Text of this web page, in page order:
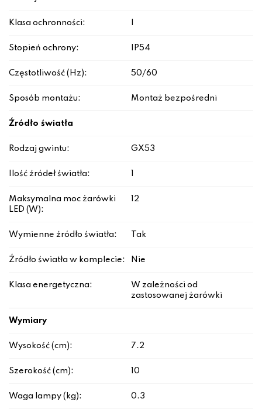
Klasa ochronności:
Stopień ochrony: IP54
Częstotliwość (Hz): 50/60
Sposób montażu: Montaż bezpośredni
Źródło światła
Rodzaj gwintu: GX53
Ilość źródeł światła:
Maksymalna moc żarówki
LED (W):
12
Wymienne źródło światła: Tak
Źródło światła w komplecie: Nie
Klasa energetyczna:
W zależności od
zastosowanej żarówki
Wymiary
Wysokość (cm): 7.2
Szerokość (cm): 10
Waga lampy (kg): 0.3